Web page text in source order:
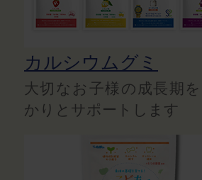
カルシウムグミ
大切なお子様の成長期
かりとサポートします